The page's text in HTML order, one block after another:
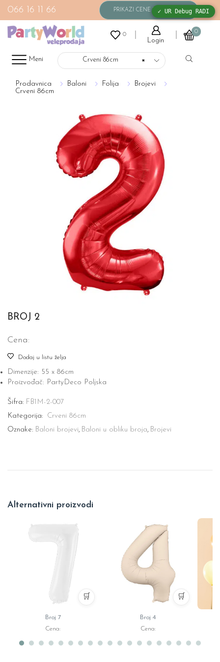
066 16 11 66
0
Login
0
Meni ×
Crveni 86cm
Prodavnica Baloni Folija
Brojevi
Crveni 86cm
BROJ 2
Cena:
Dodaj u listu želja
Dimenzije: 55 x 86cm
Proizvođač: PartyDeco Poljska
Šifra: FB1M-2-007
Kategorija:
Crveni 86cm
Oznake: Baloni brojevi, Baloni u obliku broja, Brojevi
Alternativni proizvodi
🛒
Broj 7
Cena:
🛒
Broj 4
Cena:
✓ UR Debug RADI